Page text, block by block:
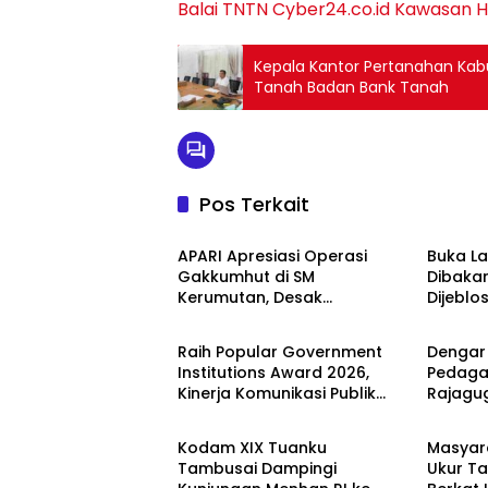
Balai TNTNCyber24.co.id Kawasan
Kepala Kantor Pertanahan
Tanah Badan Bank Tanah
Pos Terkait
Berita
APARI Apresiasi Operasi
Gakkumhut di SM
Kerumutan, Desak
Buka
Berita
Raih Popular Government
Institutions Award 2026,
Kinerja Komunikasi Publik
Berita
Berita
Kodam XIX Tuanku
Tambusai Dampingi
Berita
Ukur